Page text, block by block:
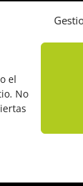
el
No
RED DE
de cookies